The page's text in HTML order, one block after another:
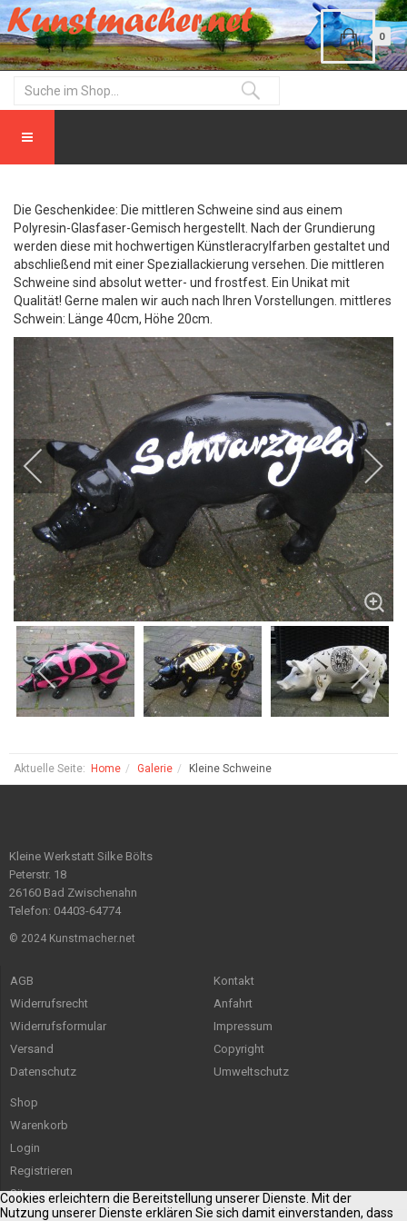
0
Die Geschenkidee: Die mittleren Schweine sind aus einem
Polyresin-Glasfaser-Gemisch hergestellt. Nach der Grundierung
werden diese mit hochwertigen Künstleracrylfarben gestaltet und
abschließend mit einer Speziallackierung versehen. Die mittleren
Schweine sind absolut wetter- und frostfest. Ein Unikat mit
Qualität! Gerne malen wir auch nach Ihren Vorstellungen. mittleres
Schwein: Länge 40cm, Höhe 20cm.
Aktuelle Seite: Home Galerie Kleine Schweine
Kleine Werkstatt Silke Bölts
Peterstr. 18
26160 Bad Zwischenahn
Telefon: 04403-64774
© 2024 Kunstmacher.net
AGB
Widerrufsrecht
Widerrufsformular
Versand
Datenschutz
Kontakt
Anfahrt
Impressum
Copyright
Umweltschutz
Shop
Warenkorb
Login
Registrieren
Sitemap
Cookies erleichtern die Bereitstellung unserer Dienste. Mit der
Nutzung unserer Dienste erklären Sie sich damit einverstanden, dass